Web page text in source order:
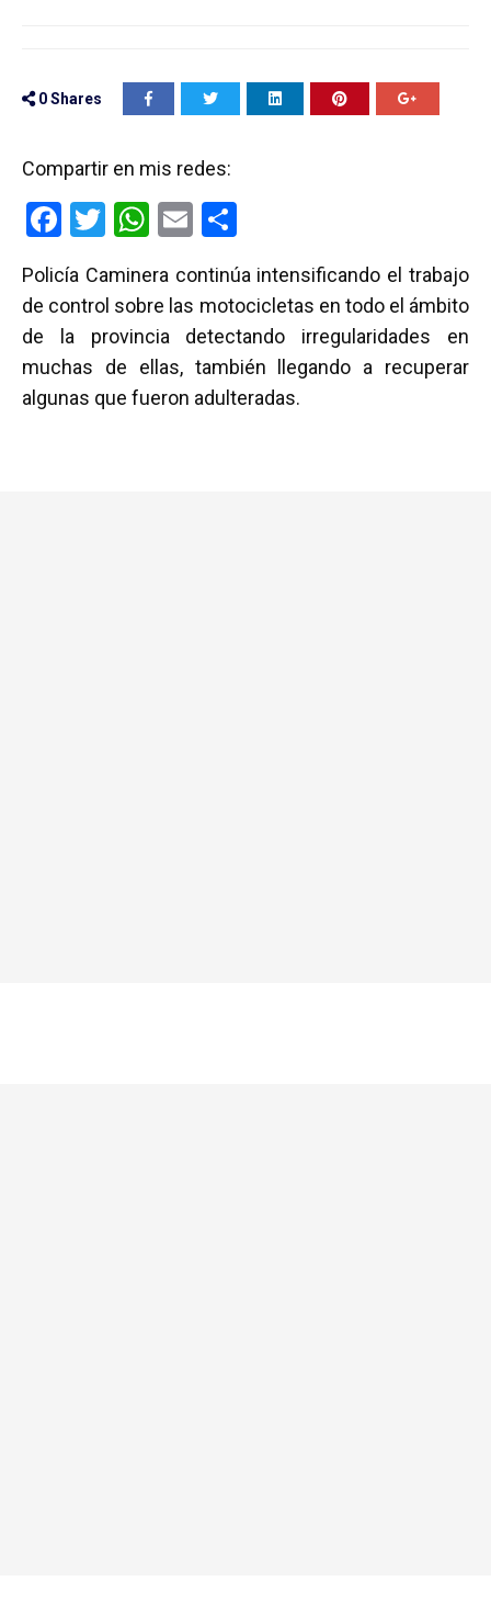
0Shares
Compartir en mis redes:
F
ce
b
o
o
T
tt
er
W
at
s
A
p
E
ail m
p
ar
tir
Policía Caminera continúa intensificando el trabajo
de control sobre las motocicletas en todo el ámbito
de la provincia detectando irregularidades en
muchas de ellas, también llegando a recuperar
algunas que fueron adulteradas.